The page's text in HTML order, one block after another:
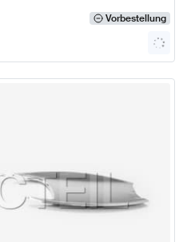
Vorbestellung